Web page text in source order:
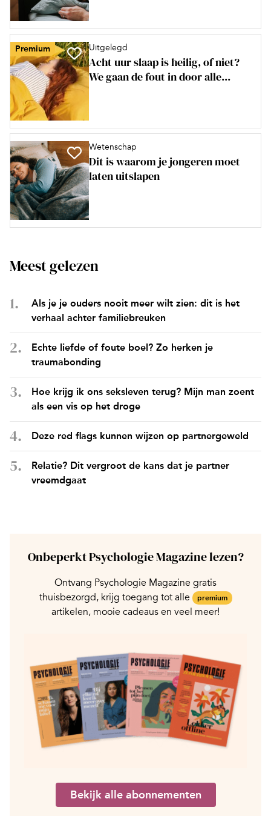
Premium Uitgelegd
Acht uur slaap is heilig, of niet?
We gaan de fout in door alle...
Wetenschap
Dit is waarom je jongeren moet
laten uitslapen
Meest gelezen
Als je je ouders nooit meer wilt zien: dit is het
verhaal achter familiebreuken
Echte liefde of foute boel? Zo herken je
traumabonding
Hoe krijg ik ons seksleven terug? Mijn man zoent
als een vis op het droge
Deze red flags kunnen wijzen op partnergeweld
Relatie? Dit vergroot de kans dat je partner
vreemdgaat
Onbeperkt Psychologie Magazine lezen?
Ontvang Psychologie Magazine gratis
thuisbezorgd, krijg toegang tot alle
premium
artikelen, mooie cadeaus en veel meer!
Bekijk alle abonnementen